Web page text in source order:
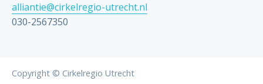
alliantie@cirkelregio-utrecht.nl
030-2567350
Copyright © Cirkelregio Utrecht